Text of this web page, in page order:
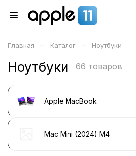
Главная – Каталог – Ноутбуки
Ноутбуки 66 товаров
Apple MacBook
Mac Mini (2024) M4